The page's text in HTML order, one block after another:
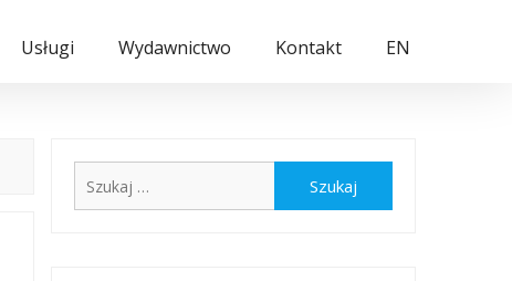
Usługi Wydawnictwo Kontakt EN